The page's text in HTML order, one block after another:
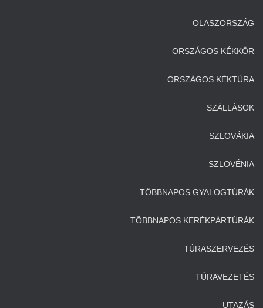
OLASZORSZÁG
ORSZÁGOS KÉKKÖR
ORSZÁGOS KÉKTÚRA
SZÁLLÁSOK
SZLOVÁKIA
SZLOVÉNIA
TÖBBNAPOS GYALOGTÚRÁK
TÖBBNAPOS KERÉKPÁRTÚRÁK
TÚRASZERVEZÉS
TÚRAVEZETÉS
UTAZÁS